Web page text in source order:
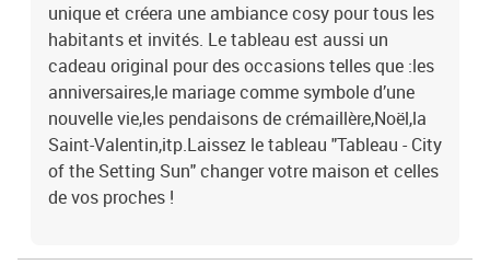
unique et créera une ambiance cosy pour tous les
habitants et invités. Le tableau est aussi un
cadeau original pour des occasions telles que :les
anniversaires,le mariage comme symbole d’une
nouvelle vie,les pendaisons de crémaillère,Noël,la
Saint-Valentin,itp.Laissez le tableau "Tableau - City
of the Setting Sun" changer votre maison et celles
de vos proches !